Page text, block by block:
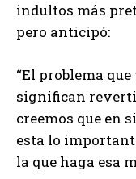
indultos más
pero anticipó:
“El problema
significan
creemos que en
esta lo
la que haga esa